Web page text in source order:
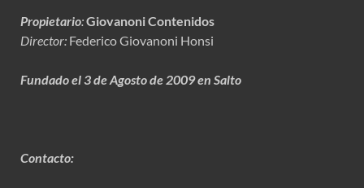
Propietario:Giovanoni Contenidos
Director: Federico Giovanoni Honsi
Fundado el 3 de Agosto de 2009 en Salto
Contacto: